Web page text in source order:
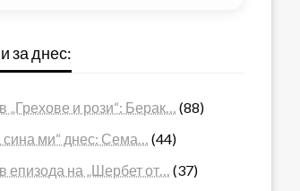
за днес:
„Грехове и рози“: Берак…
(88)
сина ми“ днес: Сема…
(44)
епизода на „Шербет от…
(37)